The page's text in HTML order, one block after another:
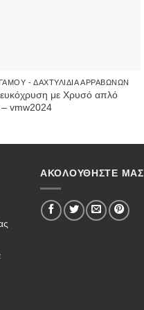
- ΔΑΧΤΥΛΊΔΙΑ ΑΡΡΑΒΏΝΩΝ
με Χρυσό απλό
– vmw2024
ΑΚΟΛΟΥΘΗΣΤΕ ΜΑΣ